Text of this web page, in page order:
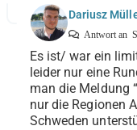
Dariusz
Antwort an
Es ist/ war ein
leider nur eine
man die Meldung
nur die Regionen
Schweden